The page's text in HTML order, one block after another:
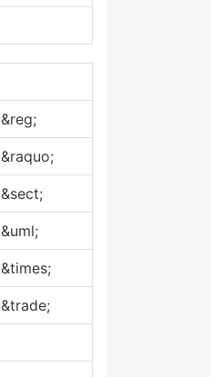
&reg;
&raquo;
&sect;
&uml;
&times;
&trade;